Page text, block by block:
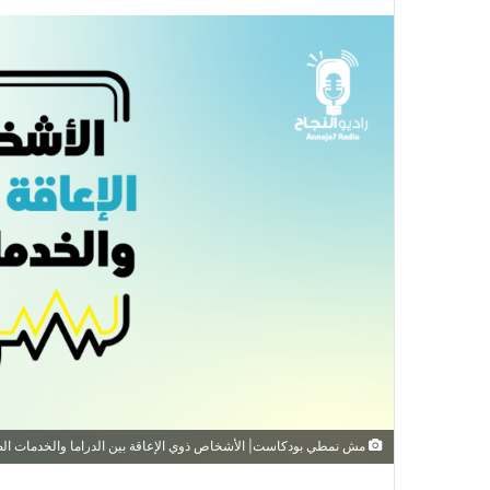
مش نمطي بودكاست| الأشخاص ذوي الإعاقة بين الدراما والخدمات